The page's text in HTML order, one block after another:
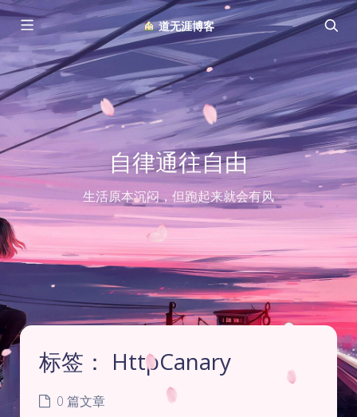
︎ 道无涯博客
自律通往自由
生活原本沉闷，但跑起来就会有风
标签： HttpCanary
0 篇文章